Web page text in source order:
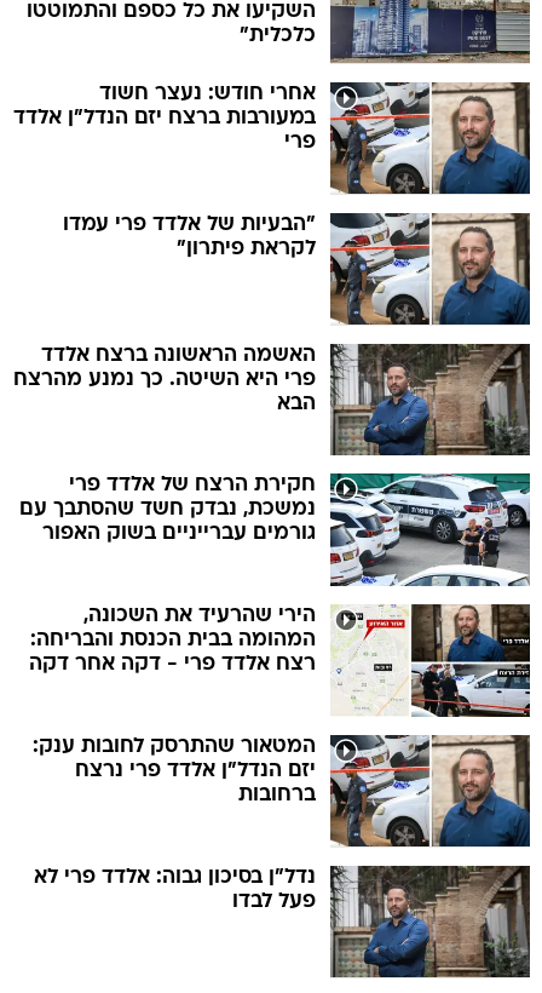
השקיעו את כל כספם והתמוטטו
כלכלית"
אחרי חודש: נעצר חשוד
במעורבות ברצח יזם הנדל"ן אלדד
פרי
"הבעיות של אלדד פרי עמדו
לקראת פיתרון"
האשמה הראשונה ברצח אלדד
פרי היא השיטה. כך נמנע מהרצח
הבא
חקירת הרצח של אלדד פרי
נמשכת, נבדק חשד שהסתבך עם
גורמים עברייניים בשוק האפור
הירי שהרעיד את השכונה,
המהומה בבית הכנסת והבריחה:
רצח אלדד פרי - דקה אחר דקה
המטאור שהתרסק לחובות ענק:
יזם הנדל"ן אלדד פרי נרצח
ברחובות
נדל"ן בסיכון גבוה: אלדד פרי לא
פעל לבדו